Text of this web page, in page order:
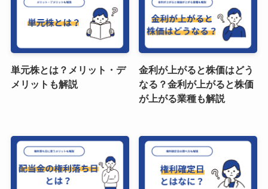
単元株とは？メリット・デ
メリットも解説
金利が上がると株価はどう
なる？金利が上がると株価
が上がる業種も解説